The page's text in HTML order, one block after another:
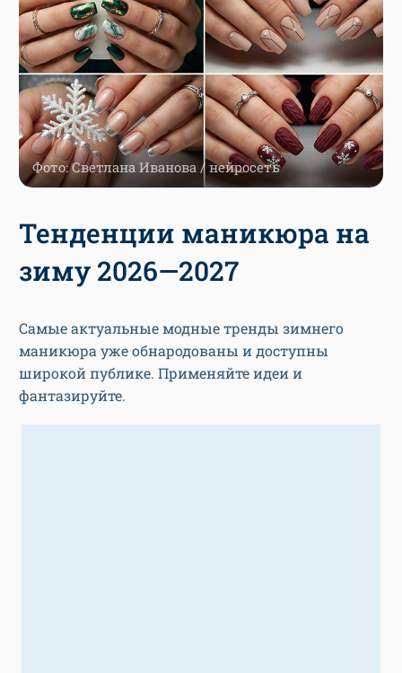
Фото: Светлана Иванова / нейросеть
Тенденции маникюра на
зиму 2026—2027
Самые актуальные модные тренды зимнего
маникюра уже обнародованы и доступны
широкой публике. Применяйте идеи и
фантазируйте.